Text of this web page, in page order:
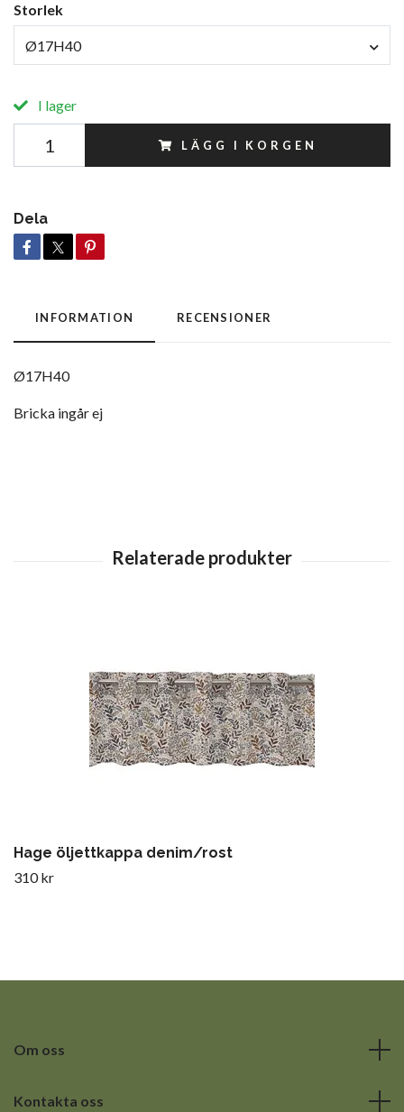
Storlek
Ø17H40
I lager
LÄGG I KORGEN
Dela
INFORMATION RECENSIONER
Ø17H40
Bricka ingår ej
Hage öljettkappa denim/rost
310 kr
Om oss
Kontakta oss